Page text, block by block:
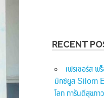
RECENT
เฟรเซอร์ส พ
มิกซ์ยูส Silom
โลก การันตีสุขภา